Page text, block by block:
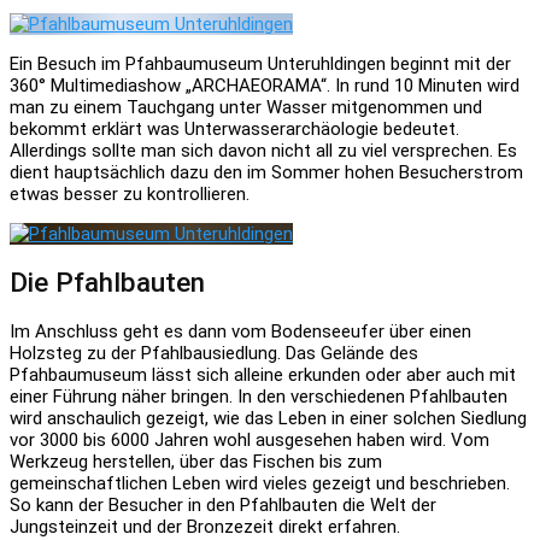
Ein Besuch im Pfahbaumuseum Unteruhldingen beginnt mit der
360° Multimediashow „ARCHAEORAMA“. In rund 10 Minuten wird
man zu einem Tauchgang unter Wasser mitgenommen und
bekommt erklärt was Unterwasserarchäologie bedeutet.
Allerdings sollte man sich davon nicht all zu viel versprechen. Es
dient hauptsächlich dazu den im Sommer hohen Besucherstrom
etwas besser zu kontrollieren.
Die Pfahlbauten
Im Anschluss geht es dann vom Bodenseeufer über einen
Holzsteg zu der Pfahlbausiedlung. Das Gelände des
Pfahbaumuseum lässt sich alleine erkunden oder aber auch mit
einer Führung näher bringen. In den verschiedenen Pfahlbauten
wird anschaulich gezeigt, wie das Leben in einer solchen Siedlung
vor 3000 bis 6000 Jahren wohl ausgesehen haben wird. Vom
Werkzeug herstellen, über das Fischen bis zum
gemeinschaftlichen Leben wird vieles gezeigt und beschrieben.
So kann der Besucher in den Pfahlbauten die Welt der
Jungsteinzeit und der Bronzezeit direkt erfahren.